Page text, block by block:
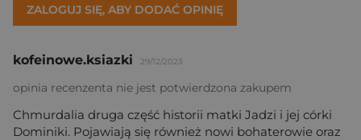
ZALOGUJ SIĘ, ABY DODAĆ OPINIĘ
kofeinowe.ksiazki 29/12/2023
opinia recenzenta nie jest potwierdzona zakupem
Chmurdalia druga część historii matki Jadzi i jej córki
Dominiki. Pojawiają się również nowi bohaterowie oraz